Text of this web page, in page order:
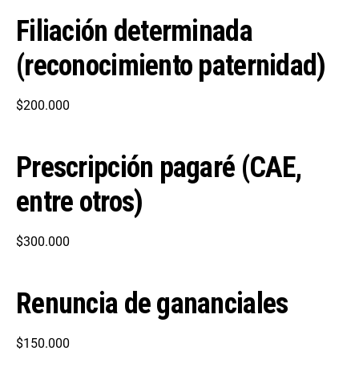
Filiación determinada
(reconocimiento paternidad)
$200.000
Prescripción pagaré (CAE,
entre otros)
$300.000
Renuncia de gananciales
$150.000